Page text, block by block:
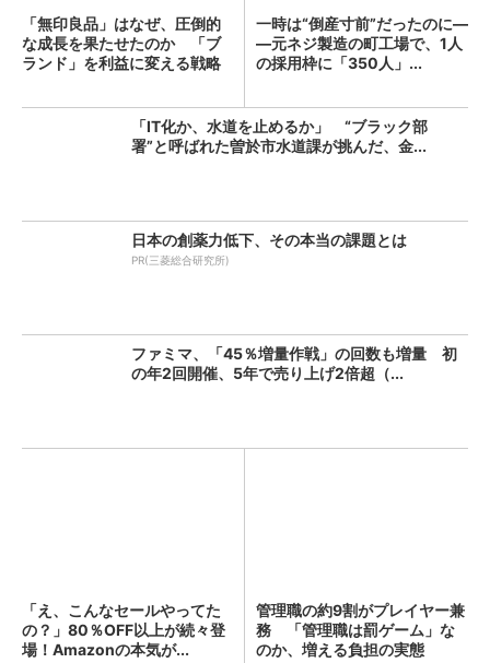
「無印良品」はなぜ、圧倒的
な成長を果たせたのか 「ブ
ランド」を利益に変える戦略
一時は“倒産寸前”だったのに―
―元ネジ製造の町工場で、1人
の採用枠に「350人」...
「IT化か、水道を止めるか」 “ブラック部
署”と呼ばれた曽於市水道課が挑んだ、金...
日本の創薬力低下、その本当の課題とは
PR(三菱総合研究所)
ファミマ、「45％増量作戦」の回数も増量 初
の年2回開催、5年で売り上げ2倍超（...
「え、こんなセールやってた
の？」80％OFF以上が続々登
場！Amazonの本気が...
管理職の約9割がプレイヤー兼
務 「管理職は罰ゲーム」な
のか、増える負担の実態